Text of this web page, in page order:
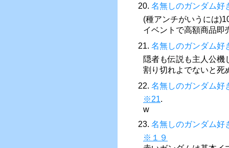
20. 名無しのガンダム好
(種アンチがいうには
イベントで高額商品即
21. 名無しのガンダム好
隠者も伝説も主人公機
割り切れよでないと死
22. 名無しのガンダム好
※21.
w
23. 名無しのガンダム好
※１９